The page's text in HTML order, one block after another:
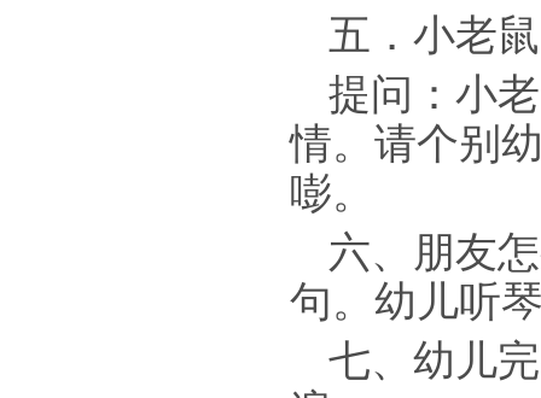
五．小老
提问：小
情。请个别
嘭。
六、朋友
句。幼儿听
七、幼儿